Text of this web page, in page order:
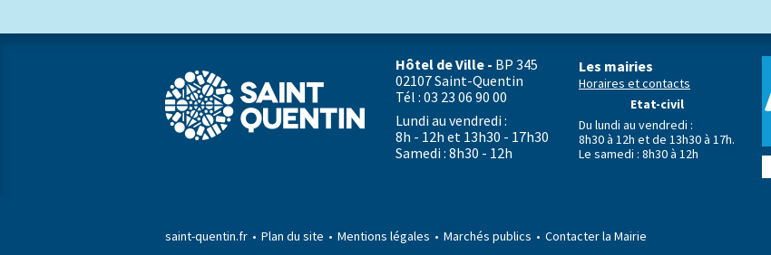
Hôtel de Ville - BP 345
02107 Saint-Quentin
Tél : 03 23 06 90 00
Lundi au vendredi :
8h - 12h et 13h30 - 17h30
Samedi : 8h30 - 12h
Les mairies
Horaires et contacts
Etat-civil
Du lundi au vendredi :
8h30 à 12h et de 13h30 à 17h.
Le samedi : 8h30 à 12h
saint-quentin.fr Plan du site Mentions légales Marchés publics Contacter la Mairie